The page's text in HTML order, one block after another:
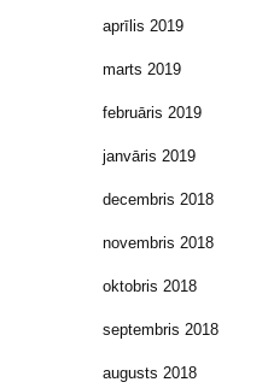
aprīlis 2019
marts 2019
februāris 2019
janvāris 2019
decembris 2018
novembris 2018
oktobris 2018
septembris 2018
augusts 2018